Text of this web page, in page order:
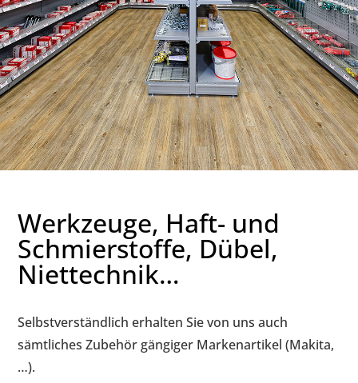
Werkzeuge, Haft- und
Schmierstoffe, Dübel,
Niettechnik…
Selbstverständlich erhalten Sie von uns auch
sämtliches Zubehör gängiger Markenartikel (Makita,
…).